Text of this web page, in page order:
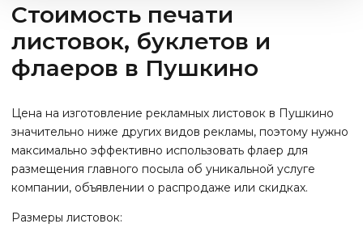
Стоимость печати
листовок, буклетов и
флаеров в Пушкино
Цена на изготовление рекламных листовок в Пушкино
значительно ниже других видов рекламы, поэтому нужно
максимально эффективно использовать флаер для
размещения главного посыла об уникальной услуге
компании, объявлении о распродаже или скидках.
Размеры листовок: